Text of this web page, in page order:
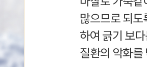
많으므로 되
하여 긁기 보
질환의 악화를